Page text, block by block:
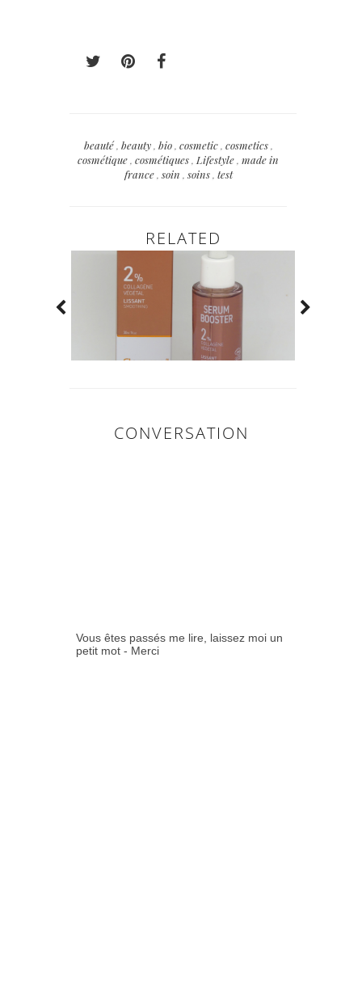
beauté, beauty, bio, cosmetic, cosmetics,
cosmétique, cosmétiques, Lifestyle, made in
france, soin , soins, test
RELATED
CONVERSATION
Vous êtes passés me lire, laissez moi un
petit mot - Merci